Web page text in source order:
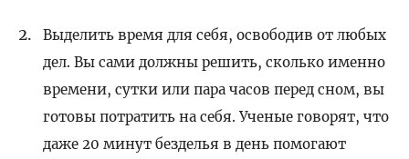
Выделить время для себя, освободив от любых
дел. Вы сами должны решить, сколько именно
времени, сутки или пара часов перед сном, вы
готовы потратить на себя. Ученые говорят, что
даже 20 минут безделья в день помогают